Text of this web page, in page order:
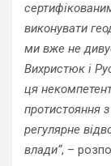
виконувати
ми вже не
Вихристюк і
ця
протистояння
регулярне
влади“, –